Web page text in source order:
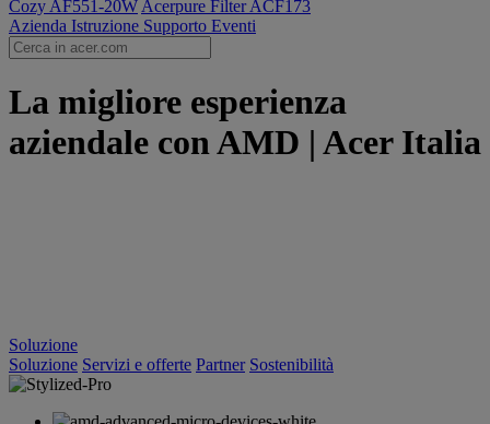
Cozy AF551-20W Acerpure Filter ACF173
Azienda Istruzione Supporto Eventi
La migliore esperienza
aziendale con AMD | Acer Italia
Soluzione
Soluzione Servizi e offerte Partner Sostenibilità